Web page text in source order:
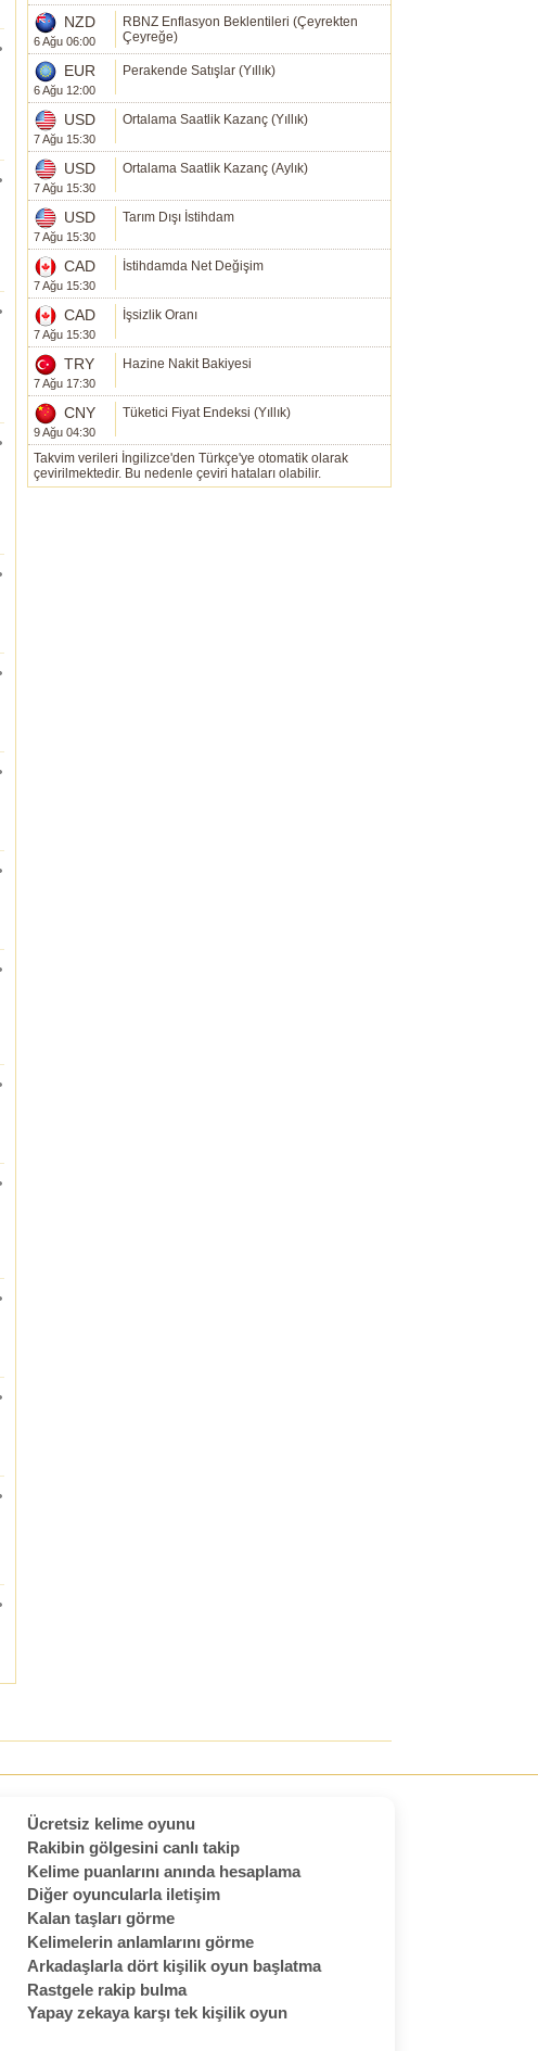
NZD
6 Ağu 06:00
RBNZ Enflasyon Beklentileri (Çeyrekten
Çeyreğe)
EUR
6 Ağu 12:00
Perakende Satışlar (Yıllık)
USD
7 Ağu 15:30
Ortalama Saatlik Kazanç (Yıllık)
USD
7 Ağu 15:30
Ortalama Saatlik Kazanç (Aylık)
USD
7 Ağu 15:30
Tarım Dışı İstihdam
CAD
7 Ağu 15:30
İstihdamda Net Değişim
CAD
7 Ağu 15:30
İşsizlik Oranı
TRY
7 Ağu 17:30
Hazine Nakit Bakiyesi
CNY
9 Ağu 04:30
Tüketici Fiyat Endeksi (Yıllık)
Takvim verileri İngilizce'den Türkçe'ye otomatik olarak
çevirilmektedir. Bu nedenle çeviri hataları olabilir.
Ücretsiz kelime oyunu
Rakibin gölgesini canlı takip
Kelime puanlarını anında hesaplama
Diğer oyuncularla iletişim
Kalan taşları görme
Kelimelerin anlamlarını görme
Arkadaşlarla dört kişilik oyun başlatma
Rastgele rakip bulma
Yapay zekaya karşı tek kişilik oyun